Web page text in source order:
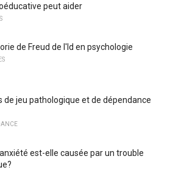
peut aider
de Freud de l'Id en psychologie
de jeu pathologique et de dépendance
est-elle causée par un trouble